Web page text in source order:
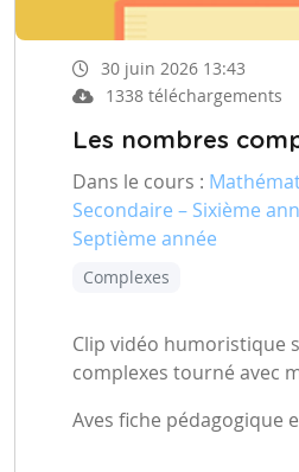
30 juin 2026 13:43
1338 téléchargements
Les nombres
Dans le cours :
Secondaire – Sixième
Septième année
Complexes
Clip vidéo humoristique
complexes tourné avec
Aves fiche pédagogique